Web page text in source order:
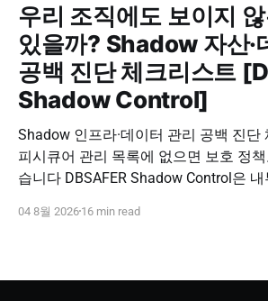
우리 조직에도 보이지
있을까? Shadow 자산·
공백 진단 체크리스트
Shadow Control]
Shadow 인프라·데이터 관리 공백 진단
피시큐어 관리 목록에 없으면 보호 정책도 적용하기 어렵
습니다 DBSAFER Shadow Control은 내부 인프라와 데이
나의 보안 운영 흐름으로 제공합니다. DBSAFER Shadow
04 8월 2026 16 min read